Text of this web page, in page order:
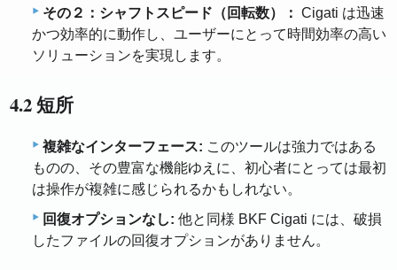
その２：シャフトスピード（回転数）： Cigati は迅速
かつ効率的に動作し、ユーザーにとって時間効率の高い
ソリューションを実現します。
4.2 短所
複雑なインターフェース: このツールは強力ではある
ものの、その豊富な機能ゆえに、初心者にとっては最初
は操作が複雑に感じられるかもしれない。
回復オプションなし: 他と同様 BKF Cigati には、破損
したファイルの回復オプションがありません。